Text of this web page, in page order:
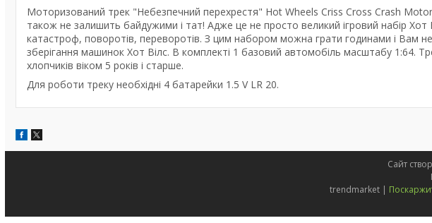
Моторизований трек "Небезпечний перехрестя" Hot Wheels Criss Cross Crash
також не залишить байдужими і тат! Адже це не просто великий ігровий набір Хот
катастроф, поворотів, переворотів. З цим набором можна грати годинами і Вам
зберігання машинок Хот Вілс. В комплекті 1 базовий автомобіль масштабу 1:64.
хлопчиків віком 5 років і старше.
Для роботи треку необхідні 4 батарейки 1.5 V LR 20.
Сайт
trendmarket |